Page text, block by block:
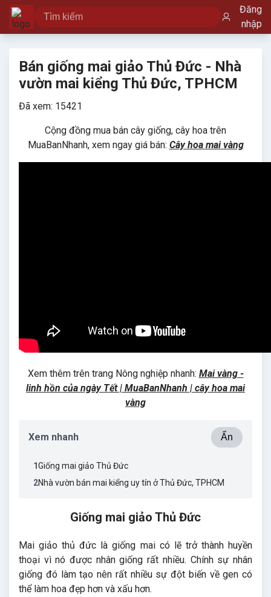
Đăng
nhập
Bán giống mai giảo Thủ Đức - Nhà
vườn mai kiểng Thủ Đức, TPHCM
Đã xem: 15421
Cộng đồng mua bán cây giống, cây hoa trên
MuaBanNhanh, xem ngay giá bán: Cây hoa mai vàng
Xem thêm trên trang Nông nghiệp nhanh: Mai vàng -
linh hồn của ngày Tết | MuaBanNhanh | cây hoa mai
vàng
Xem nhanh Ẩn
1Giống mai giảo Thủ Đức
2Nhà vườn bán mai kiểng uy tín ở Thủ Đức, TPHCM
Giống mai giảo Thủ Đức
Mai giảo thủ đức là giống mai có lẽ trở thành huyền
thoại vì nó được nhân giống rất nhiều. Chính sự nhân
giống đó làm tạo nên rất nhiều sự đột biến về gen có
thể làm hoa đẹp hơn và xấu hơn.